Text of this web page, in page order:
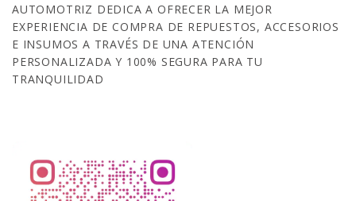
AUTOMOTRIZ DEDICA A OFRECER LA MEJOR
EXPERIENCIA DE COMPRA DE REPUESTOS, ACCESORIOS
E INSUMOS A TRAVÉS DE UNA ATENCIÓN
PERSONALIZADA Y 100% SEGURA PARA TU
TRANQUILIDAD